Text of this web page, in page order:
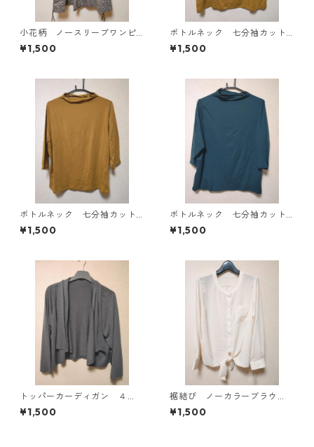
小花柄 ノースリーブワンピ
ース ４Ｌ ブラック KAE-
4819
¥1,500
ボトルネック 七分袖カット
ソー ４Ｌ マスタード KA
E-4818
¥1,500
ボトルネック 七分袖カット
ソー ４Ｌ マスタード KA
E-4816
¥1,500
ボトルネック 七分袖カット
ソー ４Ｌ ティールグリー
ン KAE-4815
¥1,500
トッパーカーディガン ４
Ｌ グレー KAE-4814
¥1,500
裾結び ノーカラーブラウ
ス ３Ｌ アイボリー KAE-
4813
¥1,500